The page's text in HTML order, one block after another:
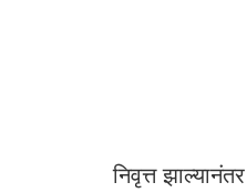
निवृत्त